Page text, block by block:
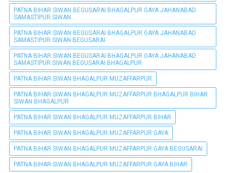
PATNA BIHAR SIWAN BEGUSARAI BHAGALPUR GAYA JAHANABAD
SAMASTIPUR SIWAN
PATNA BIHAR SIWAN BEGUSARAI BHAGALPUR GAYA JAHANABAD
SAMASTIPUR SIWAN BEGUSARAI
PATNA BIHAR SIWAN BEGUSARAI BHAGALPUR GAYA JAHANABAD
SAMASTIPUR SIWAN BEGUSARAI BHAGALPUR
PATNA BIHAR SIWAN BHAGALPUR MUZAFFARPUR
PATNA BIHAR SIWAN BHAGALPUR MUZAFFARPUR BHAGALPUR BIHAR
SIWAN BHAGALPUR
PATNA BIHAR SIWAN BHAGALPUR MUZAFFARPUR BIHAR
PATNA BIHAR SIWAN BHAGALPUR MUZAFFARPUR GAYA
PATNA BIHAR SIWAN BHAGALPUR MUZAFFARPUR GAYA BEGUSARAI
PATNA BIHAR SIWAN BHAGALPUR MUZAFFARPUR GAYA BIHAR